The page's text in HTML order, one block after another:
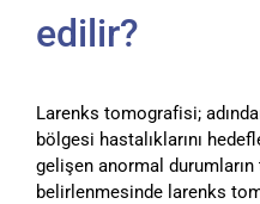
edilir?
Larenks tomografisi;
bölgesi hastalıklarını
gelişen anormal
belirlenmesinde larenks